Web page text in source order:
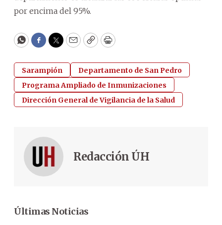
por encima del 95%.
WhatsApp
Facebook
Twitter
EmailCopyPrint
Sarampión
Departamento de San Pedro
Programa Ampliado de Inmunizaciones
Dirección General de Vigilancia de la Salud
Redacción ÚH
Últimas Noticias